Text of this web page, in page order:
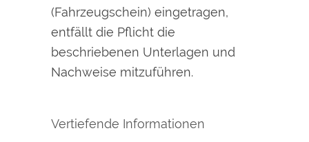
(Fahrzeugschein) eingetragen,
entfällt die Pflicht die
beschriebenen Unterlagen und
Nachweise mitzuführen.
Vertiefende Informationen